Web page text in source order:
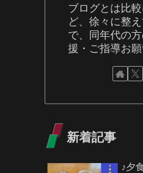
ブログとは比
ど、徐々に整
で、同年代の
援・ご指導お願
新着記事
♪夕